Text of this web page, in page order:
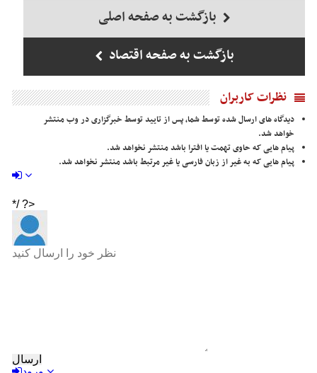
بازگشت به صفحه اصلی
بازگشت به صفحه اقتصاد
نظرات کاربران
دیدگاه های ارسال شده توسط شما، پس از تایید توسط خبرگزاری در وب منتشر
خواهد شد.
پیام هایی که حاوی تهمت یا افترا باشد منتشر نخواهد شد.
پیام هایی که به غیر از زبان فارسی یا غیر مرتبط باشد منتشر نخواهد شد.